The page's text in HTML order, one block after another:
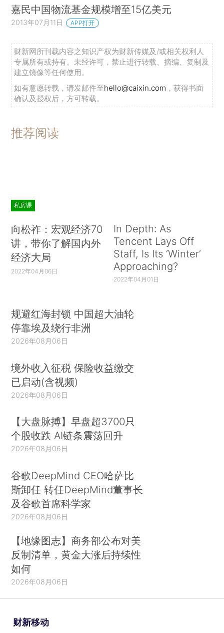
嘉民中国物流基金规模增至15亿美元
2013年07月11日 APP打开
财新网所刊载内容之知识产权为财新传媒及/或相关权利人
专属所有或持有。未经许可，禁止进行转载、摘编、复制及
建立镜像等任何使用。
如有意愿转载，请发邮件至hello@caixin.com ，获得书面
确认及授权后，方可转载。
推荐阅读
私房课
向松祚：宏观经济70
讲，带你了解国内外
经济大局
2022年04月06日
In Depth: As
Tencent Lays Off
Staff, Is Its ‘Winter’
Approaching?
2022年04月01日
规避红海封锁 中国超大油轮
停靠埃及绕行非洲
2026年08月06日
境外收入征税 保险收益缴交
已启动(含视频)
2026年08月06日
【大盘脉搏】早盘超3700只
个股收跌 AI链条震荡回升
2026年08月06日
谷歌DeepMind CEO哈萨比
斯卸任 转任DeepMind董事长
及谷歌首席科学家
2026年08月06日
【地缘图志】商务部公布对美
反制清单，黄金大涨后持续性
如何
2026年08月06日
财新移动